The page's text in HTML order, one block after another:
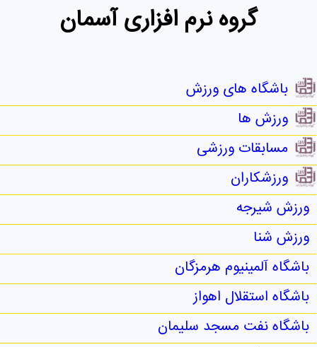
گروه نرم افزاری آسمان
باشگاه های ورزش
ورزش ها
مسابقات ورزشی
ورزشکاران
ورزش شیرجه
ورزش شنا
باشگاه آلمینیوم هرمزگان
باشگاه استقلال اهواز
باشگاه نفت مسجد سلیمان